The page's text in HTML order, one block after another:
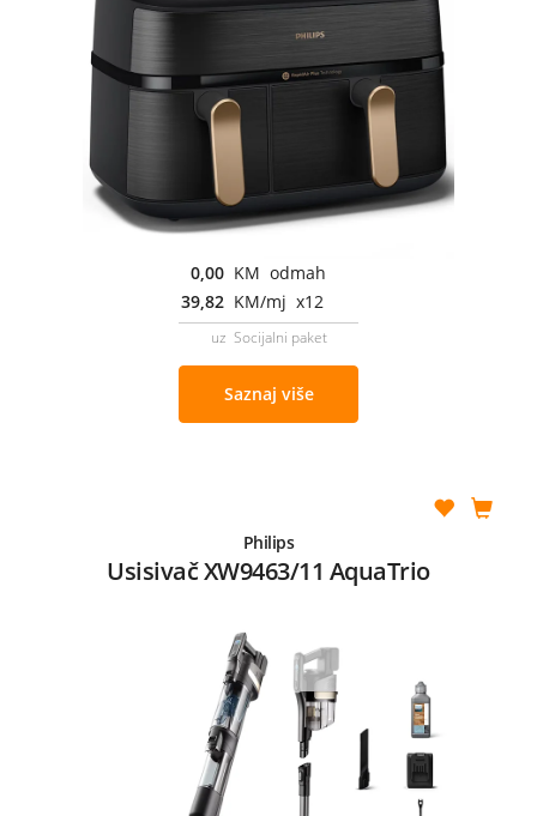
0,00 KM odmah
39,82 KM/mj x12
uz Socijalni paket
Saznaj više
Philips
Usisivač XW9463/11 AquaTrio